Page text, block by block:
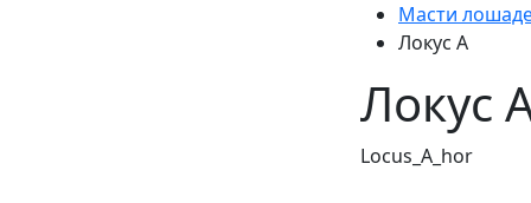
Масти
Локус A
Локус
Locus_A_hor